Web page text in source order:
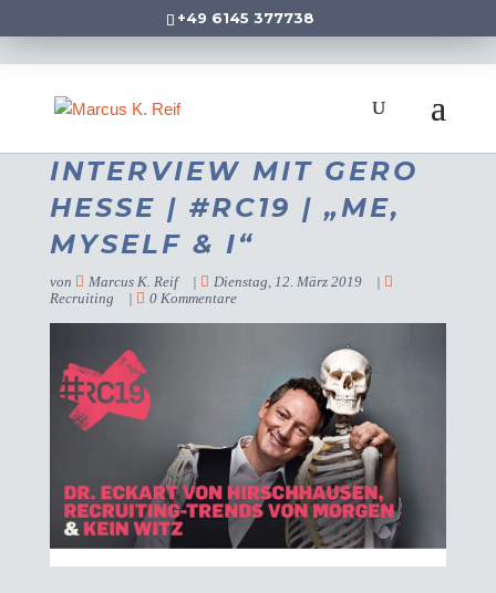
+49 6145 377738
INTERVIEW MIT GERO
HESSE | #RC19 | „ME,
MYSELF & I“
von Marcus K. Reif | Dienstag, 12. März 2019
|
Recruiting
| 0 Kommentare